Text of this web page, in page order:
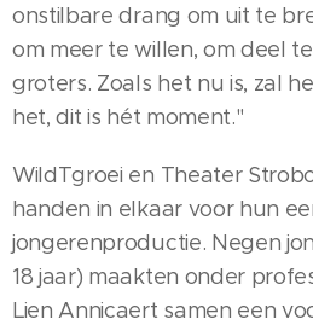
onstilbare drang om uit te
om meer te willen, om deel
groters. Zoals het nu is, zal
het, dit is hét moment."
WildTgroei en Theater
handen in elkaar voor hun
jongerenproductie. Negen
18 jaar) maakten onder
Lien Annicaert samen een